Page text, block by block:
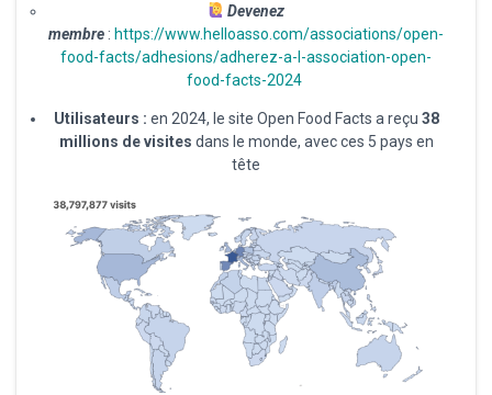
Devenez
membre : https://www.helloasso.com/associations/open-
food-facts/adhesions/adherez-a-l-association-open-
food-facts-2024
Utilisateurs : en 2024, le site Open Food Facts a reçu 38
millions de visites dans le monde, avec ces 5 pays en
tête